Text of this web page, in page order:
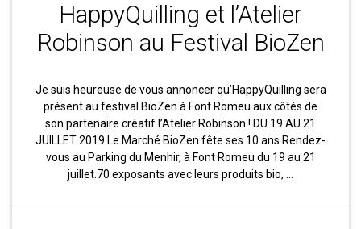
HappyQuilling et l’Atelier
Robinson au Festival BioZen
Je suis heureuse de vous annoncer qu’HappyQuilling sera
présent au festival BioZen à Font Romeu aux côtés de
son partenaire créatif l’Atelier Robinson ! DU 19 AU 21
JUILLET 2019 Le Marché BioZen fête ses 10 ans Rendez-
vous au Parking du Menhir, à Font Romeu du 19 au 21
juillet.70 exposants avec leurs produits bio, …